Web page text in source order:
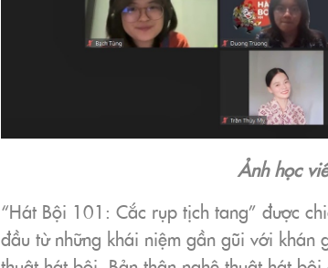
Ảnh học
“Hát Bội 101: Cắc rụp tịch tang” được
đầu từ những khái niệm gần gũi với